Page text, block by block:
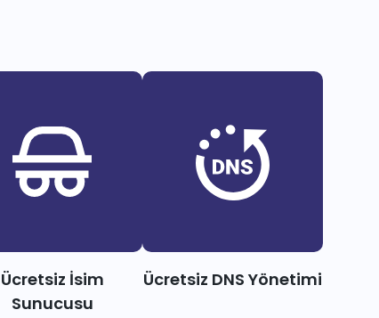
Ücretsiz İsim
Sunucusu
Ücretsiz DNS Yönetimi